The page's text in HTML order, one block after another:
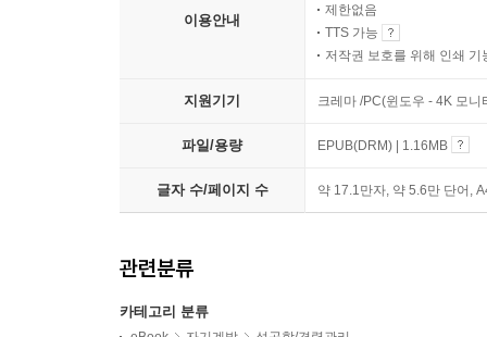
이용안내
제한없음
TTS 가능
저작권 보호를 위해 인쇄 기
지원기기 크레마 /PC(윈도우 - 4K 모
파일/용량 EPUB(DRM) | 1.16MB
글자 수/페이지 수 약 17.1만자, 약 5.6만 단어,
관련분류
카테고리 분류